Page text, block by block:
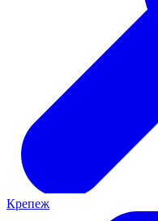
Крепеж